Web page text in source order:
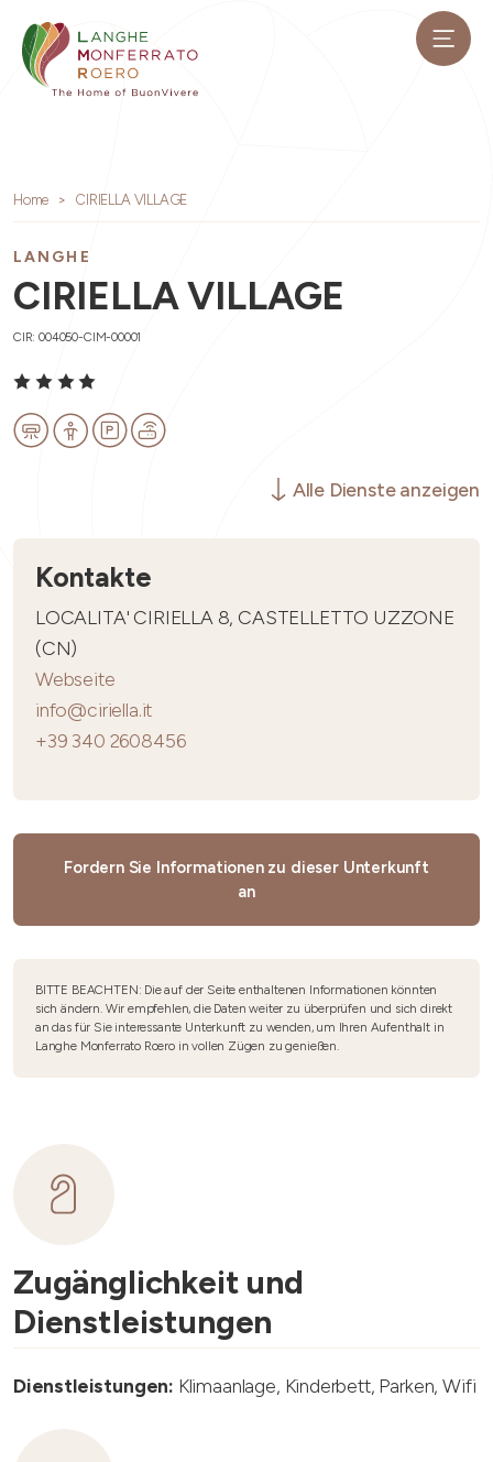
Home CIRIELLA VILLAGE
LANGHE
CIRIELLA VILLAGE
CIR: 004050-CIM-00001
Alle Dienste anzeigen
Kontakte
LOCALITA' CIRIELLA 8, CASTELLETTO UZZONE
(CN)
Webseite
info@ciriella.it
+39 340 2608456
Fordern Sie Informationen zu dieser Unterkunft
an
BITTE BEACHTEN: Die auf der Seite enthaltenen Informationen könnten
sich ändern. Wir empfehlen, die Daten weiter zu überprüfen und sich direkt
an das für Sie interessante Unterkunft zu wenden, um Ihren Aufenthalt in
Langhe Monferrato Roero in vollen Zügen zu genießen.
Zugänglichkeit und
Dienstleistungen
Dienstleistungen: Klimaanlage, Kinderbett, Parken, Wifi